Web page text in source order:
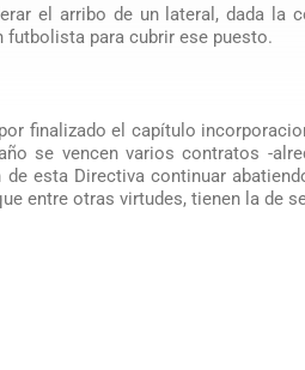
el arribo de un lateral, dada la
para cubrir ese puesto.
finalizado el capítulo
se vencen varios contratos -
esta Directiva continuar
entre otras virtudes, tienen la de